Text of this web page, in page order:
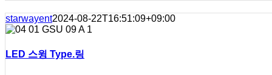
starwayent2024-08-22T16:51:09+09:00
LED 스윙 Type.링